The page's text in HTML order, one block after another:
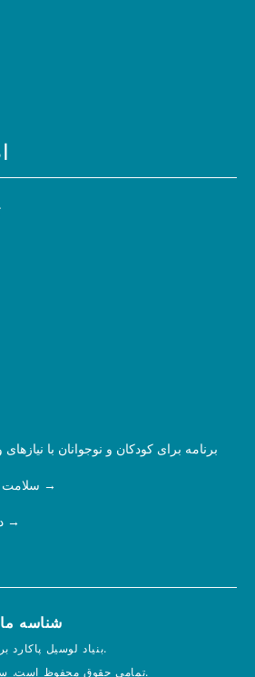
برنامه برای کودکان و نوجوانان با
سلامت
شناسه مالیاتی:
© ۲۰۲۶ بنیاد لوسیل پاکارد برای سلامت کودکان.
تمامی حقوق محفوظ است.سیاست حفظ حریم خصوصی.